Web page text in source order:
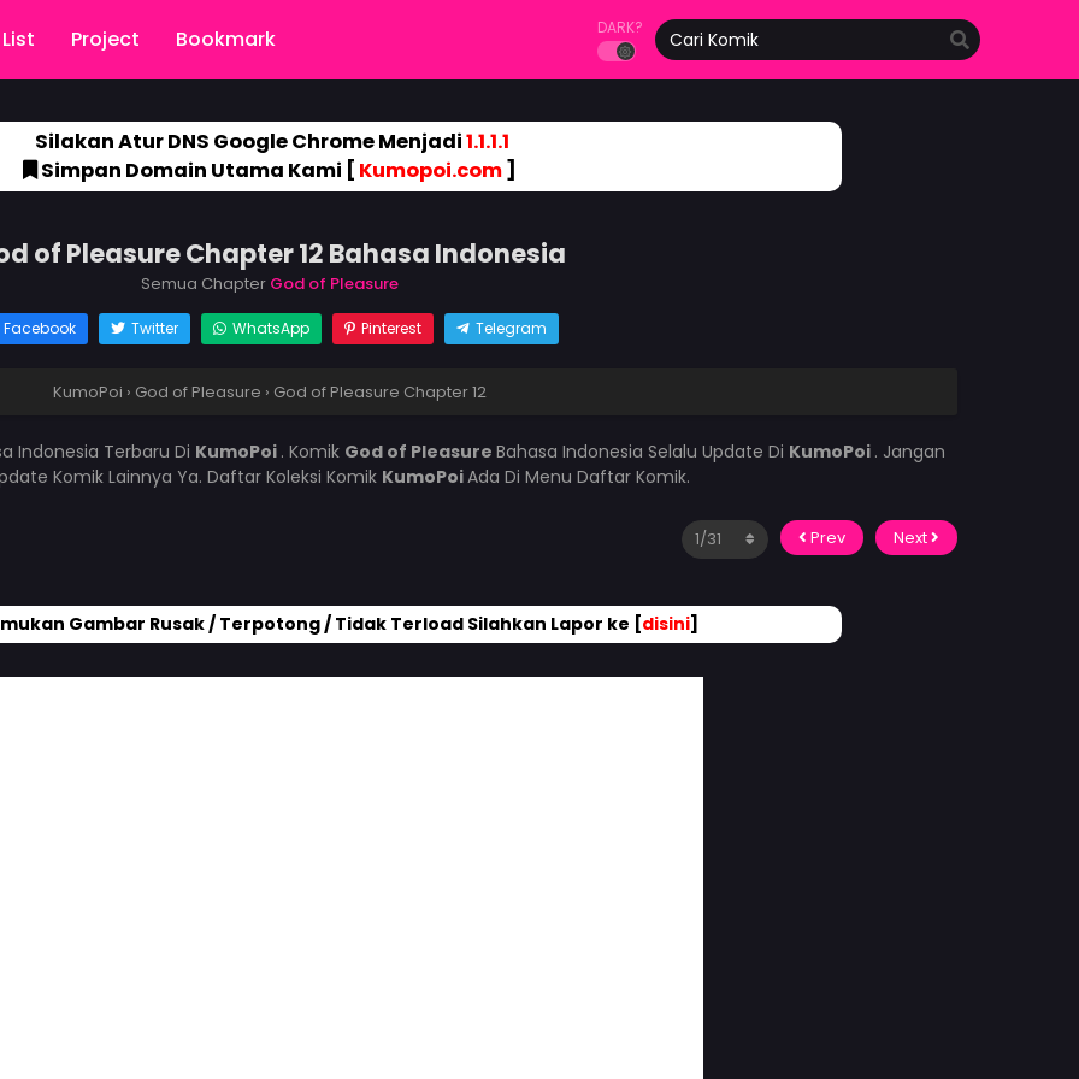
Project Bookmark DARK?
Silakan Atur DNS Google Chrome Menjadi1.1.1.1
Simpan Domain Utama Kami [ Kumopoi.com]
of Pleasure Chapter 12 Bahasa Indonesia
Semua Chapter God of Pleasure
Facebook Twitter WhatsApp Pinterest Telegram
KumoPoi › God of Pleasure › God of Pleasure Chapter 12
Indonesia Terbaru Di KumoPoi . Komik God of Pleasure Bahasa Indonesia Selalu Update Di KumoPoi . Jangan
Komik Lainnya Ya. Daftar Koleksi Komik KumoPoiAda Di Menu Daftar Komik.
Prev Next
Gambar Rusak / Terpotong / Tidak Terload Silahkan Lapor ke [disini]